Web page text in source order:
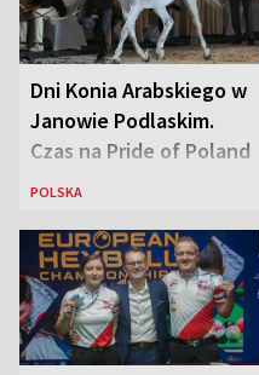
Dni Konia Arabskiego w
Janowie Podlaskim.
Czas na Pride of Poland
POLSKA